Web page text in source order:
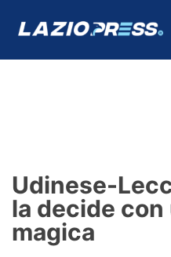
Formello
Infortuni
Udinese-
la decide
magica